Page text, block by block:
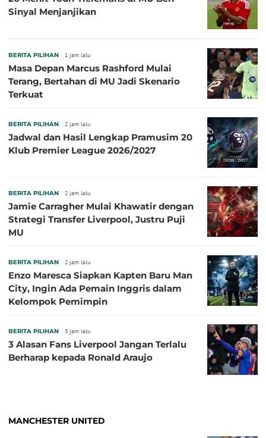
Sinyal Menjanjikan
BERITA PILIHAN 1 jam lalu
Masa Depan Marcus Rashford Mulai
Terang, Bertahan di MU Jadi Skenario
Terkuat
BERITA PILIHAN 2 jam lalu
Jadwal dan Hasil Lengkap Pramusim 20
Klub Premier League 2026/2027
BERITA PILIHAN 2 jam lalu
Jamie Carragher Mulai Khawatir dengan
Strategi Transfer Liverpool, Justru Puji
MU
BERITA PILIHAN 2 jam lalu
Enzo Maresca Siapkan Kapten Baru Man
City, Ingin Ada Pemain Inggris dalam
Kelompok Pemimpin
BERITA PILIHAN 3 jam lalu
3 Alasan Fans Liverpool Jangan Terlalu
Berharap kepada Ronald Araujo
MANCHESTER UNITED